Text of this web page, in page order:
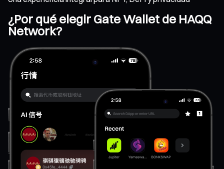
¿Por qué elegir Gate Wallet de HAQQ
Network?